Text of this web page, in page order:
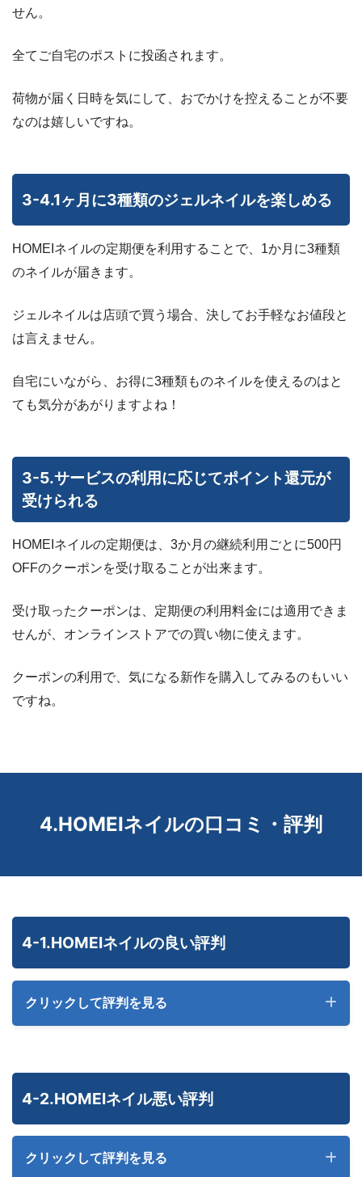
せん。
全てご自宅のポストに投函されます。
荷物が届く日時を気にして、おでかけを控えることが不要
なのは嬉しいですね。
3-4.1ヶ月に3種類のジェルネイルを楽しめる
HOMEIネイルの定期便を利用することで、1か月に3種類
のネイルが届きます。
ジェルネイルは店頭で買う場合、決してお手軽なお値段と
は言えません。
自宅にいながら、お得に3種類ものネイルを使えるのはと
ても気分があがりますよね！
3-5.サービスの利用に応じてポイント還元が
受けられる
HOMEIネイルの定期便は、3か月の継続利用ごとに500円
OFFのクーポンを受け取ることが出来ます。
受け取ったクーポンは、定期便の利用料金には適用できま
せんが、オンラインストアでの買い物に使えます。
クーポンの利用で、気になる新作を購入してみるのもいい
ですね。
4.HOMEIネイルの口コミ・評判
4-1.HOMEIネイルの良い評判
クリックして評判を見る
自宅で気軽にネイルを
HOMEIネイル
。自宅で手軽にセルフジェルネイル オフは
4-2.HOMEIネイル悪い評判
クリックして評判を見る